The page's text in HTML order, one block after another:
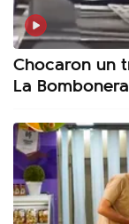
Chocaron un
La